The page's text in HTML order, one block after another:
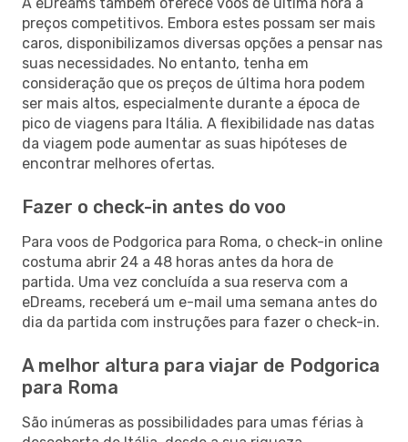
preços competitivos. Embora estes possam ser mais
caros, disponibilizamos diversas opções a pensar nas
suas necessidades. No entanto, tenha em
consideração que os preços de última hora podem
ser mais altos, especialmente durante a época de
pico de viagens para Itália. A flexibilidade nas datas
da viagem pode aumentar as suas hipóteses de
encontrar melhores ofertas.
Fazer o check-in antes do voo
Para voos de Podgorica para Roma, o check-in online
costuma abrir 24 a 48 horas antes da hora de
partida. Uma vez concluída a sua reserva com a
eDreams, receberá um e-mail uma semana antes do
dia da partida com instruções para fazer o check-in.
A melhor altura para viajar de Podgorica
para Roma
São inúmeras as possibilidades para umas férias à